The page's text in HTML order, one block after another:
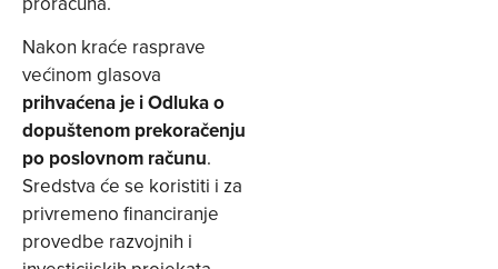
Nakon kraće rasprave
većinom glasova
prihvaćena je i Odluka o
dopuštenom prekoračenju
po poslovnom računu.
Sredstva će se koristiti i za
privremeno financiranje
provedbe razvojnih i